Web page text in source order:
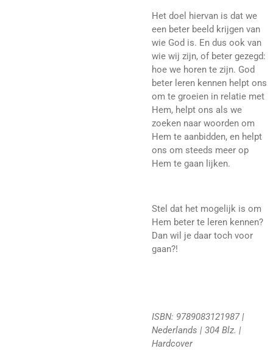
Het doel hiervan is dat we
een beter beeld krijgen van
wie God is. En dus ook van
wie wij zijn, of beter gezegd:
hoe we horen te zijn. God
beter leren kennen helpt ons
om te groeien in relatie met
Hem, helpt ons als we
zoeken naar woorden om
Hem te aanbidden, en helpt
ons om steeds meer op
Hem te gaan lijken.
Stel dat het mogelijk is om
Hem beter te leren kennen?
Dan wil je daar toch voor
gaan?!
ISBN: 9789083121987|
Nederlands | 304 Blz. |
Hardcover